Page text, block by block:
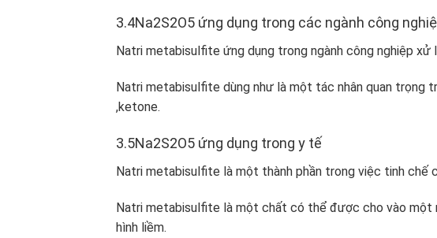
3.4Na2S2O5 ứng dụng trong các ngành công
Natri metabisulfite ứng dụng trong ngành công nghiệp
Natri metabisulfite dùng như là một tác nhân quan trọng
,ketone.
3.5Na2S2O5 ứng dụng trong y tế
Natri metabisulfite là một thành phần trong việc tinh
Natri metabisulfite là một chất có thể được cho vào
hình liềm.